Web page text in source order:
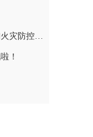
关于加强寒冷低温天气安全生产和火灾防控工作的提示
！